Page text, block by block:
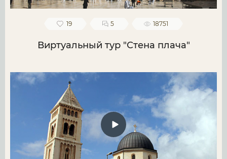
19 5 18751
Виртуальный тур "Стена плача"